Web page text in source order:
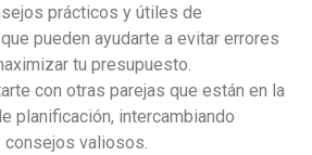
prácticos y útiles de
pueden ayudarte a evitar errores
tu presupuesto.
con otras parejas que están en la
planificación, intercambiando
consejos valiosos.